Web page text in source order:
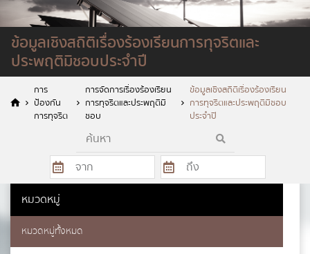
ข้อมูลเชิงสถิติเรื่องร้องเรียนการทุจริตและ
ประพฤติมิชอบประจำปี
การ
ป้องกัน
การทุจริต
การจัดการเรื่องร้องเรียน
การทุจริตและประพฤติมิ
ชอบ
ข้อมูลเชิงสถิติเรื่องร้องเรียน
การทุจริตและประพฤติมิชอบ
ประจำปี
หมวดหมู่
หมวดหมู่ทั้งหมด
แบบฟอร์มการติดต่อ
นามสกุล